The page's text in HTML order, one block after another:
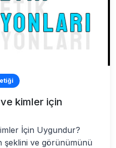
kimler için
İçin Uygundur?
şeklini ve görünümünü